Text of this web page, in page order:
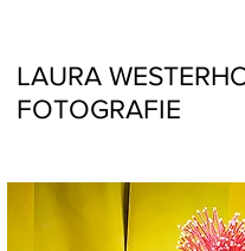
LAURA
FOTOGRAFIE